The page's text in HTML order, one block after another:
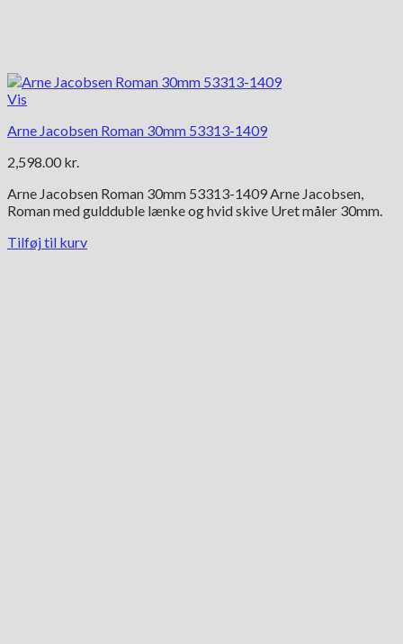
Vis
Arne Jacobsen Roman 30mm 53313-1409
2,598.00 kr.
Arne Jacobsen Roman 30mm 53313-1409 Arne Jacobsen,
Roman med guldduble lænke og hvid skive Uret måler 30mm.
Tilføj til kurv